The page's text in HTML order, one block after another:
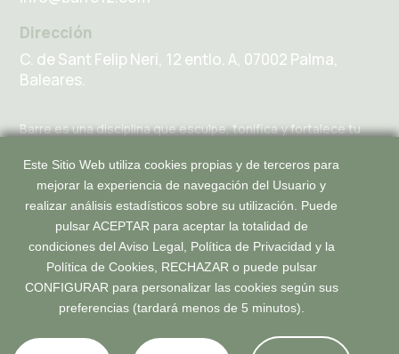
Dirección
C. de Sant Felip Neri, 12 entlo. A, 07002 Palma,
Baleares.
Barre es una disciplina que esculpe, tonifica y fortalece tu
intensidad diseñados para fortalecer el cuerpo y trabajarlo
de manera integral.
Programa Kit Digtial cofinanciado por los fondos next generation (EU)
del mecanismo de recuperación y resilencia.
Este Sitio Web utiliza cookies propias y de terceros para
mejorar la experiencia de navegación del Usuario y
realizar análisis estadísticos sobre su utilización. Puede
pulsar ACEPTAR para aceptar la totalidad de
condiciones del Aviso Legal, Política de Privacidad y la
Política de Cookies, RECHAZAR o puede pulsar
CONFIGURAR para personalizar las cookies según sus
preferencias (tardará menos de 5 minutos).